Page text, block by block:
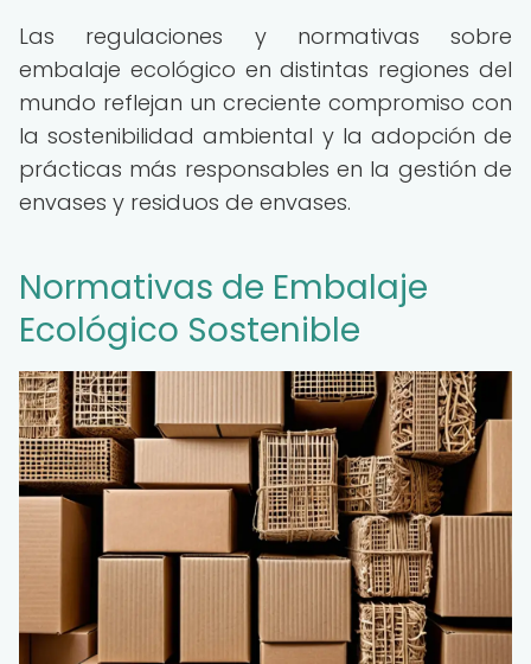
Las regulaciones y normativas sobre
embalaje ecológico en distintas regiones del
mundo reflejan un creciente compromiso con
la sostenibilidad ambiental y la adopción de
prácticas más responsables en la gestión de
envases y residuos de envases.
Normativas de Embalaje
Ecológico Sostenible